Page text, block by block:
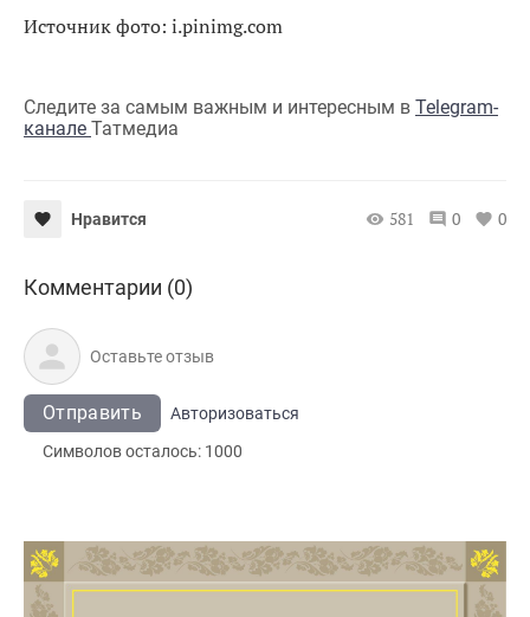
Источник фото: i.pinimg.com
Следите за самым важным и интересным в Telegram-
канале Татмедиа
Нравится 581 0 0
Комментарии (0)
Отправить
Авторизоваться
Символов осталось: 1000